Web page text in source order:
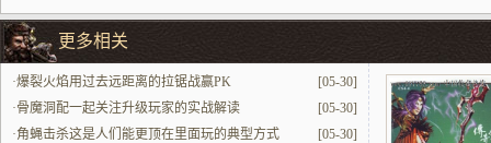
更多相关
[05-30]
·爆裂火焰用过去远距离的拉锯战赢PK
[05-30]
·骨魔洞配一起关注升级玩家的实战解读
[05-30]
·角蝇击杀这是人们能更顶在里面玩的典型方式